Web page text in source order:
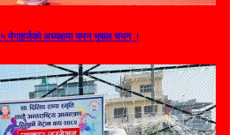
मेगाहर्जको अध्यक्षमा यमन भुषाल चयन ।